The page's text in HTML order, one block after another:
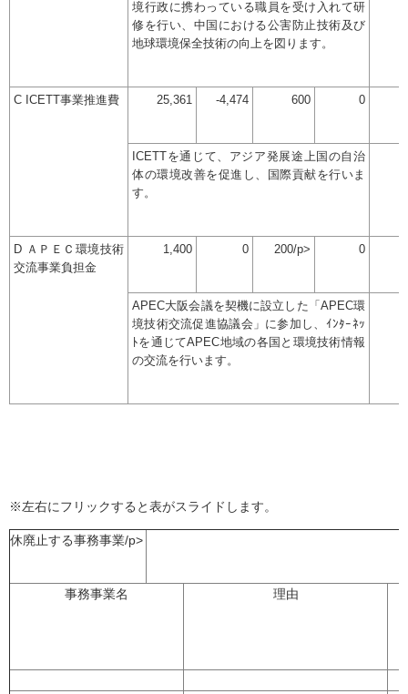
境行政に携わっている職員を受け入れて研
修を行い、中国における公害防止技術及び
地球環境保全技術の向上を図ります。
C ICETT事業推進費 25,361 -4,474 600 0
ICETTを通じて、アジア発展途上国の自治
体の環境改善を促進し、国際貢献を行いま
す。
D ＡＰＥＣ環境技術
交流事業負担金
1,400 0 200/p> 0
APEC大阪会議を契機に設立した「APEC環
境技術交流促進協議会」に参加し、ｲﾝﾀｰﾈｯ
ﾄを通じてAPEC地域の各国と環境技術情報
の交流を行います。
※左右にフリックすると表がスライドします。
休廃止する事務事業/p>
事務事業名 理由